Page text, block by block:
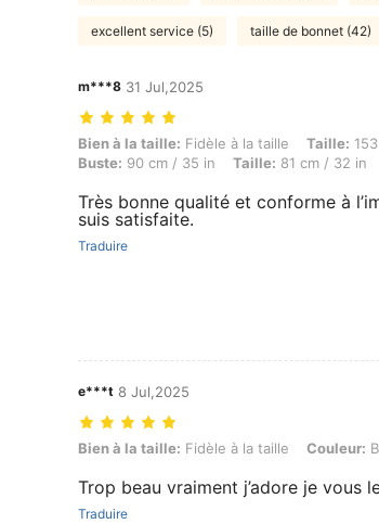
excellent service (5) taille de bonnet (42)
m***8 31 Jul,2025
Bien à la taille: Fidèle à la taille, Taille: 153 cm /
Bien à la taille: Fidèle à la taille Taille:
Buste: 90 cm / 35 in Taille: 81 cm / 32 in
Très bonne qualité et conforme à
suis satisfaite.
Traduire
e***t 8 Jul,2025
Bien à la taille: Fidèle à la taille, Couleur: Beige,
Bien à la taille: Fidèle à la taille Couleur:
Trop beau vraiment j’adore je vous
Traduire